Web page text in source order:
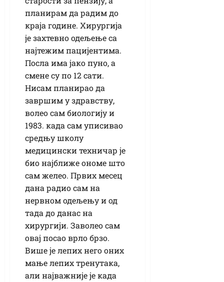
планирам да радим до
краја године. Хирургија
је захтевно одељење са
најтежим пацијентима.
Посла има јако пуно, а
смене су по 12 сати.
Нисам планирао да
завршим у здравству,
волео сам биологију и
1983. када сам уписивао
средњу школу
медицински техничар је
био најближе ономе што
сам желео. Првих месец
дана радио сам на
нервном одељењу и од
тада до данас на
хирургији. Заволео сам
овај посао врло брзо.
Више је лепих него оних
мање лепих тренутака,
али најважније је када